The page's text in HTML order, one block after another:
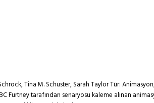
Tina M. Schuster, Sarah Taylor Tür:
tarafından senaryosu kaleme alınan